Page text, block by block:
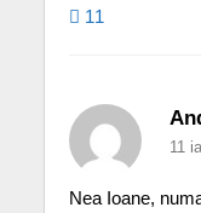
11
11
Nea Ioane,